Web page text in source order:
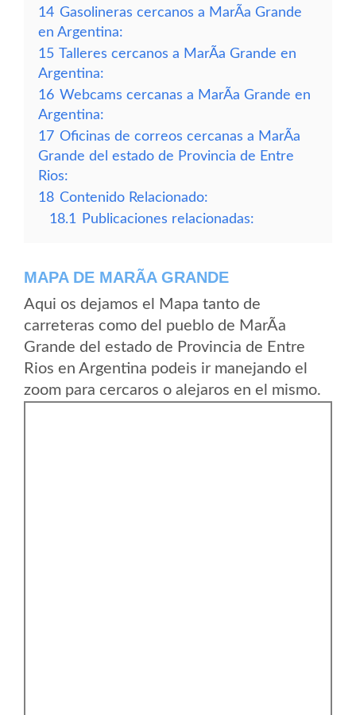
14 Gasolineras cercanos a MarÃ­a Grande
en Argentina:
15 Talleres cercanos a MarÃ­a Grande en
Argentina:
16 Webcams cercanas a MarÃ­a Grande en
Argentina:
17 Oficinas de correos cercanas a MarÃ­a
Grande del estado de Provincia de Entre
Rios:
18 Contenido Relacionado:
18.1
Publicaciones relacionadas:
MAPA DE MARÃ­A GRANDE
Aqui os dejamos el Mapa tanto de
carreteras como del pueblo de MarÃ­a
Grande del estado de Provincia de Entre
Rios en Argentina podeis ir manejando el
zoom para cercaros o alejaros en el mismo.